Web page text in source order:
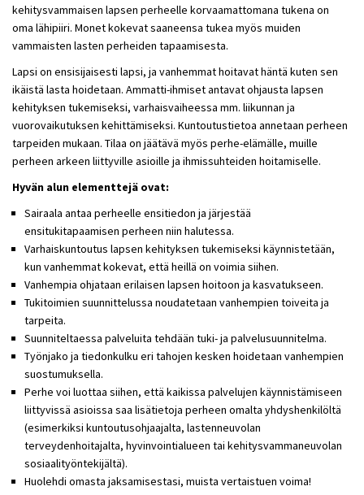
kehitysvammaisen lapsen perheelle korvaamattomana tukena on
oma lähipiiri. Monet kokevat saaneensa tukea myös muiden
vammaisten lasten perheiden tapaamisesta.
Lapsi on ensisijaisesti lapsi, ja vanhemmat hoitavat häntä kuten sen
ikäistä lasta hoidetaan. Ammatti-ihmiset antavat ohjausta lapsen
kehityksen tukemiseksi, varhaisvaiheessa mm. liikunnan ja
vuorovaikutuksen kehittämiseksi. Kuntoutustietoa annetaan perheen
tarpeiden mukaan. Tilaa on jäätävä myös perhe-elämälle, muille
perheen arkeen liittyville asioille ja ihmissuhteiden hoitamiselle.
Hyvän alun elementtejä ovat:
Sairaala antaa perheelle ensitiedon ja järjestää
ensitukitapaamisen perheen niin halutessa.
Varhaiskuntoutus lapsen kehityksen tukemiseksi käynnistetään,
kun vanhemmat kokevat, että heillä on voimia siihen.
Vanhempia ohjataan erilaisen lapsen hoitoon ja kasvatukseen.
Tukitoimien suunnittelussa noudatetaan vanhempien toiveita ja
tarpeita.
Suunniteltaessa palveluita tehdään tuki- ja palvelusuunnitelma.
Työnjako ja tiedonkulku eri tahojen kesken hoidetaan vanhempien
suostumuksella.
Perhe voi luottaa siihen, että kaikissa palvelujen käynnistämiseen
liittyvissä asioissa saa lisätietoja perheen omalta yhdyshenkilöltä
(esimerkiksi kuntoutusohjaajalta, lastenneuvolan
terveydenhoitajalta, hyvinvointialueen tai kehitysvammaneuvolan
sosiaalityöntekijältä).
Huolehdi omasta jaksamisestasi, muista vertaistuen voima!